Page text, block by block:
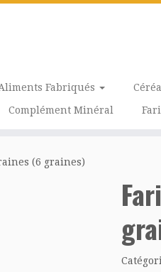
Fabriqués
Complément Minéral
(6 graines)